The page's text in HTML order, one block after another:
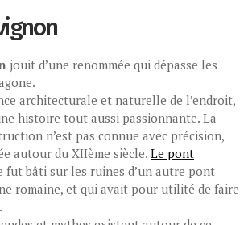
jouit d’une renommée qui dépasse les
architecturale et naturelle de l’endroit,
histoire tout aussi passionnante. La
n’est pas connue avec précision,
autour du XIIème siècle. Le pont
fut bâti sur les ruines d’un autre pont
romaine, et qui avait pour utilité de faire